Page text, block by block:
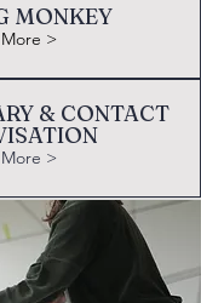
MONKEY
>
& CONTACT
>